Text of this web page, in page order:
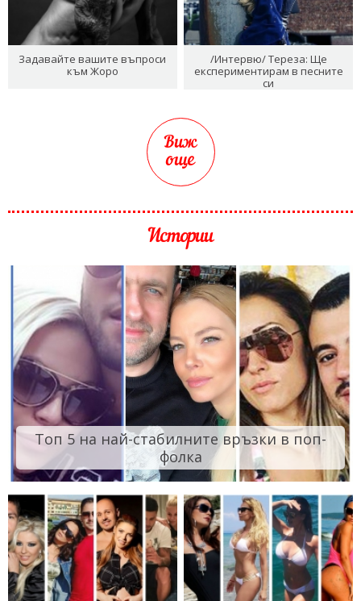
Задавайте вашите въпроси
към Жоро
/Интервю/ Тереза: Ще
експериментирам в песните
си
Виж
още
Истории
Топ 5 на най-стабилните връзки в поп-
фолка